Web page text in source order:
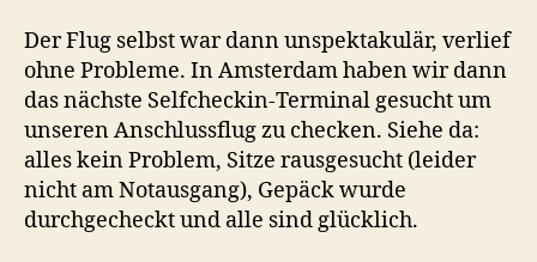
Der Flug selbst war dann unspektakulär, verlief
ohne Probleme. In Amsterdam haben wir dann
das nächste Selfcheckin-Terminal gesucht um
unseren Anschlussflug zu checken. Siehe da:
alles kein Problem, Sitze rausgesucht (leider
nicht am Notausgang), Gepäck wurde
durchgecheckt und alle sind glücklich.